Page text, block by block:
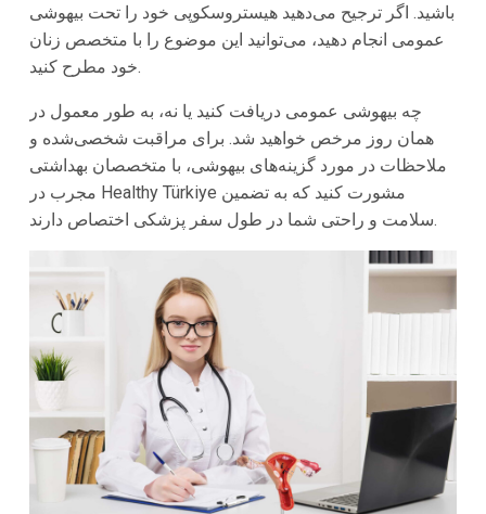
باشید. اگر ترجیح می‌دهید هیستروسکوپی خود را تحت بیهوشی
عمومی انجام دهید، می‌توانید این موضوع را با متخصص زنان
خود مطرح کنید.
چه بیهوشی عمومی دریافت کنید یا نه، به طور معمول در
همان روز مرخص خواهید شد. برای مراقبت شخصی‌شده و
ملاحظات در مورد گزینه‌های بیهوشی، با متخصصان بهداشتی
مجرب در Healthy Türkiye مشورت کنید که به تضمین
سلامت و راحتی شما در طول سفر پزشکی اختصاص دارند.